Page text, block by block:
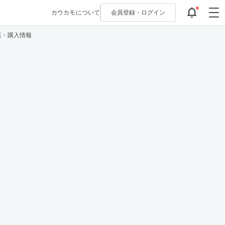
カウカモについて 会員登録・ ログイン
購入情報